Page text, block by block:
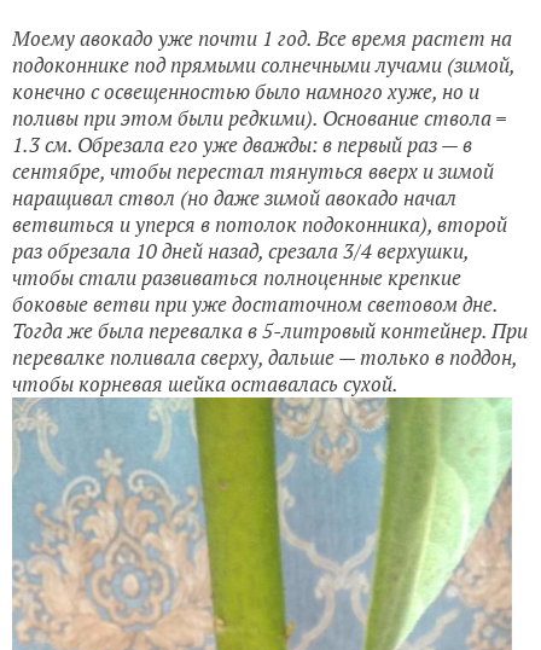
Моему авокадо уже почти 1 год. Все время растет на
подоконнике под прямыми солнечными лучами (зимой,
конечно с освещенностью было намного хуже, но и
поливы при этом были редкими). Основание ствола =
1.3 см. Обрезала его уже дважды: в первый раз — в
сентябре, чтобы перестал тянуться вверх и зимой
наращивал ствол (но даже зимой авокадо начал
ветвиться и уперся в потолок подоконника), второй
раз обрезала 10 дней назад, срезала 3/4 верхушки,
чтобы стали развиваться полноценные крепкие
боковые ветви при уже достаточном световом дне.
Тогда же была перевалка в 5-литровый контейнер. При
перевалке поливала сверху, дальше — только в поддон,
чтобы корневая шейка оставалась сухой.